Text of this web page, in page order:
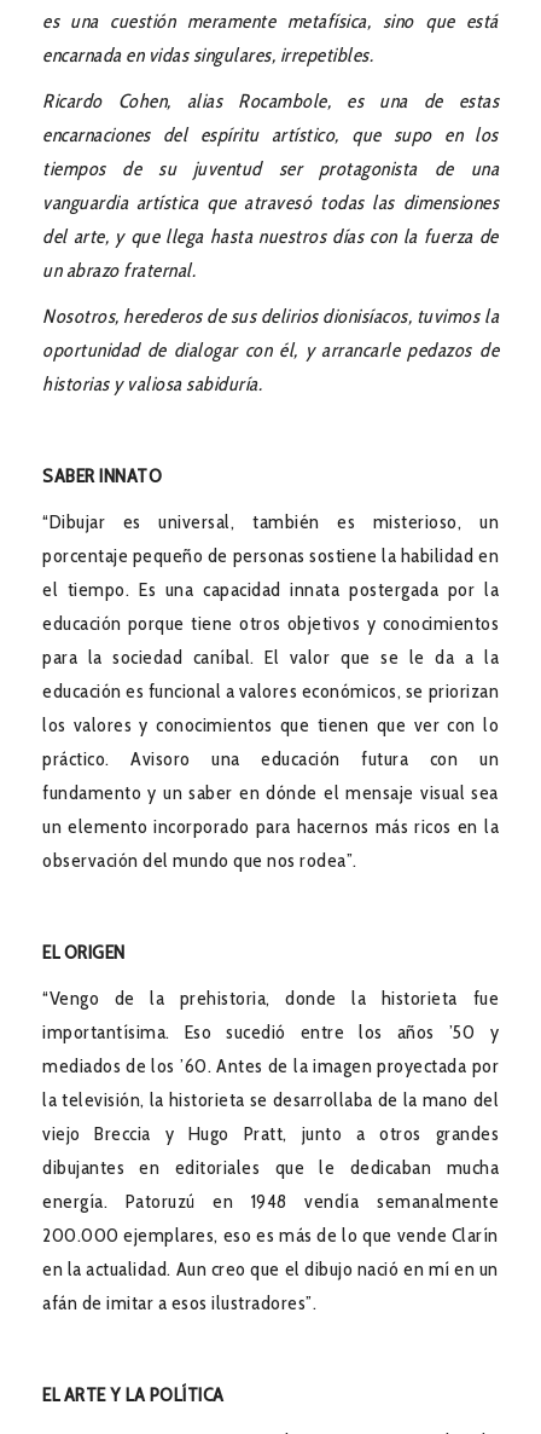
es una cuestión meramente metafísica, sino que está
encarnada en vidas singulares, irrepetibles.
Ricardo Cohen, alias Rocambole, es una de estas
encarnaciones del espíritu artístico, que supo en los
tiempos de su juventud ser protagonista de una
vanguardia artística que atravesó todas las dimensiones
del arte, y que llega hasta nuestros días con la fuerza de
un abrazo fraternal.
Nosotros, herederos de sus delirios dionisíacos, tuvimos la
oportunidad de dialogar con él, y arrancarle pedazos de
historias y valiosa sabiduría.
SABER INNATO
“Dibujar es universal, también es misterioso, un
porcentaje pequeño de personas sostiene la habilidad en
el tiempo. Es una capacidad innata postergada por la
educación porque tiene otros objetivos y conocimientos
para la sociedad caníbal. El valor que se le da a la
educación es funcional a valores económicos, se priorizan
los valores y conocimientos que tienen que ver con lo
práctico. Avisoro una educación futura con un
fundamento y un saber en dónde el mensaje visual sea
un elemento incorporado para hacernos más ricos en la
observación del mundo que nos rodea”.
EL ORIGEN
“Vengo de la prehistoria, donde la historieta fue
importantísima. Eso sucedió entre los años ’50 y
mediados de los ’60. Antes de la imagen proyectada por
la televisión, la historieta se desarrollaba de la mano del
viejo Breccia y Hugo Pratt, junto a otros grandes
dibujantes en editoriales que le dedicaban mucha
energía. Patoruzú en 1948 vendía semanalmente
200.000 ejemplares, eso es más de lo que vende Clarín
en la actualidad. Aun creo que el dibujo nació en mí en un
afán de imitar a esos ilustradores”.
EL ARTE Y LA POLÍTICA